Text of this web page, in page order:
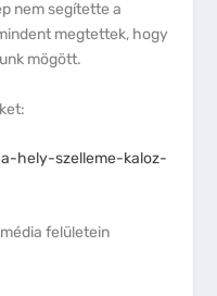
nem segítette a
megtettek, hogy
mögött.
hely-szelleme-kaloz-
felületein